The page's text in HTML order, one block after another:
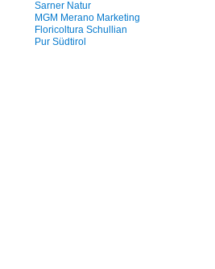
Sarner Natur
MGM Merano Marketing
Floricoltura Schullian
Pur Südtirol